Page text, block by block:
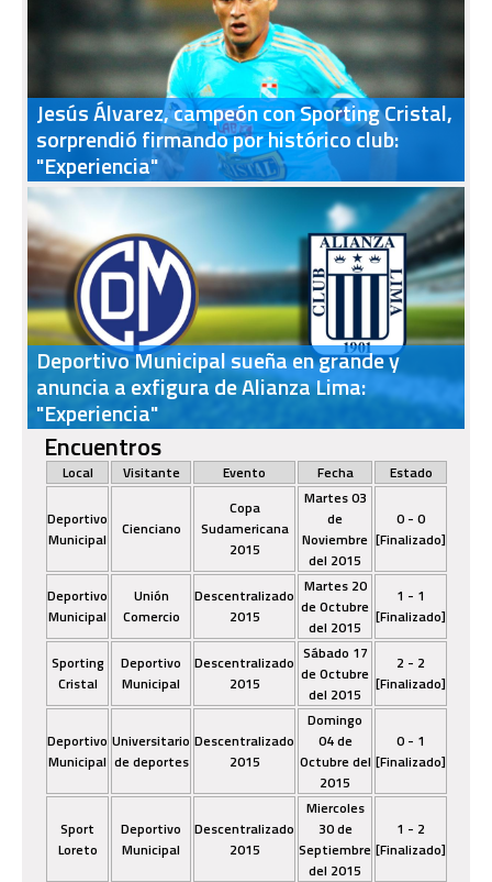
Jesús Álvarez, campeón con Sporting Cristal,
sorprendió firmando por histórico club:
"Experiencia"
Deportivo Municipal sueña en grande y
anuncia a exfigura de Alianza Lima:
"Experiencia"
Encuentros
Local Visitante Evento Fecha Estado
Deportivo
Municipal
Cienciano
Copa
Sudamericana
2015
Martes 03
de
Noviembre
del 2015
0 - 0
[Finalizado]
Deportivo
Municipal
Unión
Comercio
Descentralizado
2015
Martes 20
de Octubre
del 2015
1 - 1
[Finalizado]
Sporting
Cristal
Deportivo
Municipal
Descentralizado
2015
Sábado 17
de Octubre
del 2015
2 - 2
[Finalizado]
Deportivo
Municipal
Universitario
de deportes
Descentralizado
2015
Domingo
04 de
Octubre del
2015
0 - 1
[Finalizado]
Sport
Loreto
Deportivo
Municipal
Descentralizado
2015
Miercoles
30 de
Septiembre
del 2015
1 - 2
[Finalizado]